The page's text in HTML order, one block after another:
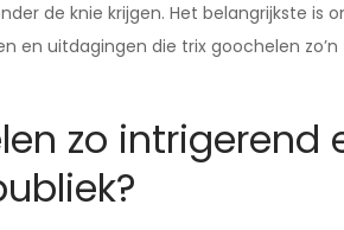
de knie krijgen. Het belangrijkste is
en uitdagingen die trix goochelen
zo intrigerend